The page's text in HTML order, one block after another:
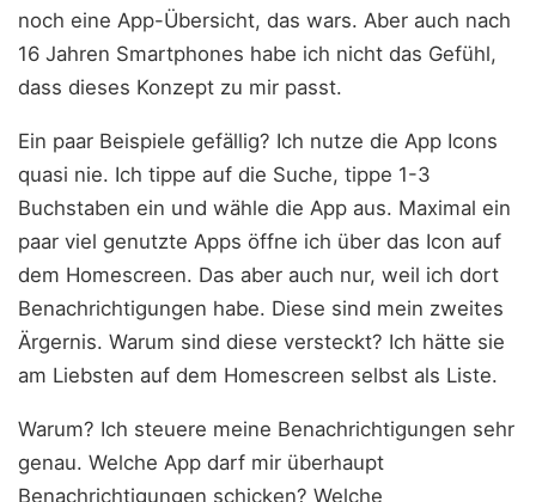
noch eine App-Übersicht, das wars. Aber auch nach
16 Jahren Smartphones habe ich nicht das Gefühl,
dass dieses Konzept zu mir passt.
Ein paar Beispiele gefällig? Ich nutze die App Icons
quasi nie. Ich tippe auf die Suche, tippe 1-3
Buchstaben ein und wähle die App aus. Maximal ein
paar viel genutzte Apps öffne ich über das Icon auf
dem Homescreen. Das aber auch nur, weil ich dort
Benachrichtigungen habe. Diese sind mein zweites
Ärgernis. Warum sind diese versteckt? Ich hätte sie
am Liebsten auf dem Homescreen selbst als Liste.
Warum? Ich steuere meine Benachrichtigungen sehr
genau. Welche App darf mir überhaupt
Benachrichtigungen schicken? Welche